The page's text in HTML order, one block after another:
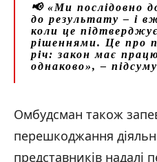
📢 «Ми послідовно
до результату – і
коли це
рішеннями. Це про
річ: закон має
однаково», –
Омбудсман також
перешкоджання
представників надалі